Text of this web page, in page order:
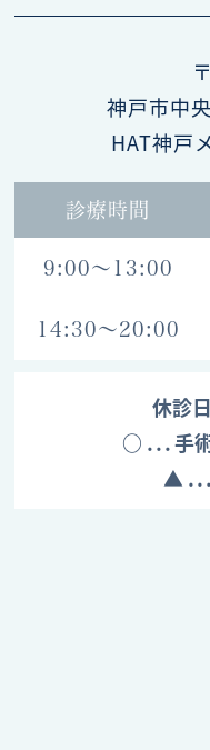
神戸市中
HAT神戸
診療時間
9:00～13:00
14:30～20:00
休診日
○
手
▲